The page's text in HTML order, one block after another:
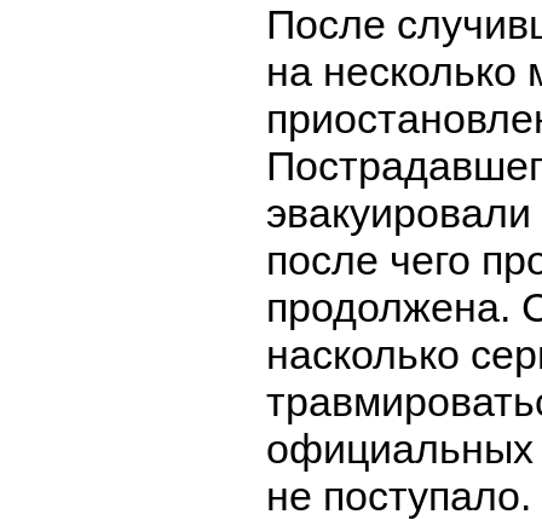
После
на несколько
после чего
продолжена.
насколько
официальных
не поступало.